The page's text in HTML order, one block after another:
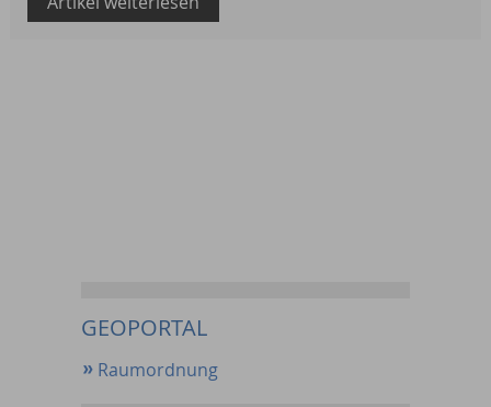
GEOPORTAL
Raumordnung